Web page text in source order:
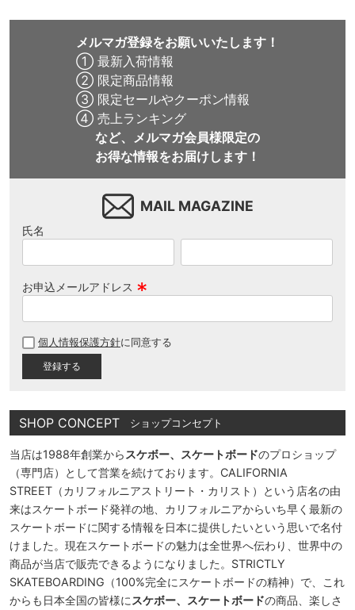
メルマガ登録をお願いいたします！
① 最新入荷情報
② 限定商品情報
③ 限定セールやクーポン情報
④ 売上ランキング
など、メルマガ会員様限定の
お得な情報をお届けします！
MAIL MAGAZINE
氏名
お申込メールアドレス
須
個人情報保護方針に同意する
SHOP CONCEPT ショップコンセプト
当店は1988年創業から スケボー、スケートボードのプロショップ
（専門店）として営業を続けております。CALIFORNIA
STREET（カリフォルニアストリート・カリスト）という店名の由
来はスケートボード発祥の地、カリフォルニアからいち早く最新の
スケートボードに関する情報を日本に提供したいという思いで名付
けました。現在スケートボードの魅力は全世界へ伝わり、世界中の
商品が当店で販売できるようになりました。STRICTLY
SKATEBOARDING（100%完全にスケートボードの精神）で、これ
からも日本全国の皆様に スケボー、スケートボードの商品、楽しさ